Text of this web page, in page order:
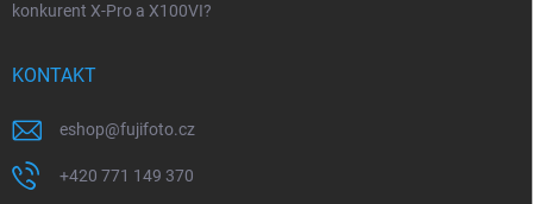
konkurent X-Pro a X100VI?
KONTAKT
eshop@fujifoto.cz
+420 771 149 370